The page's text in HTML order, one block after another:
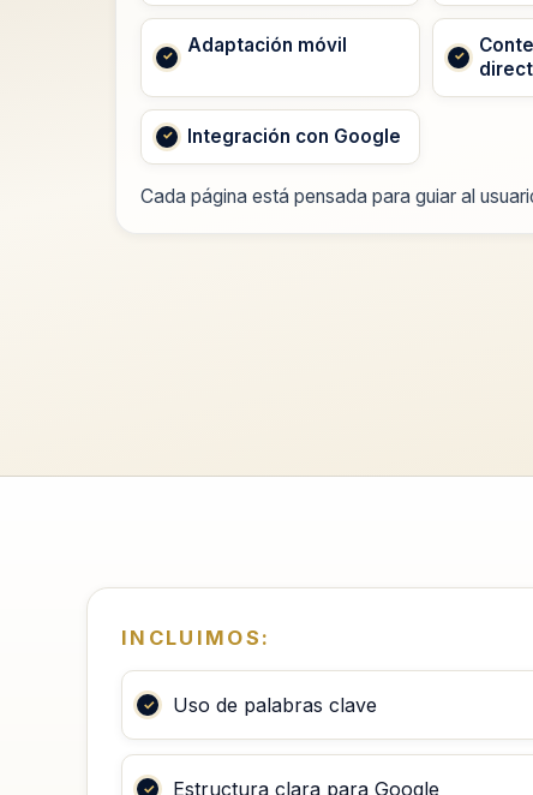
Adaptación móvil
Integración con Google
Cada página está pensada para guiar al
INCLUIMOS:
Uso de palabras clave
Estructura clara para Google